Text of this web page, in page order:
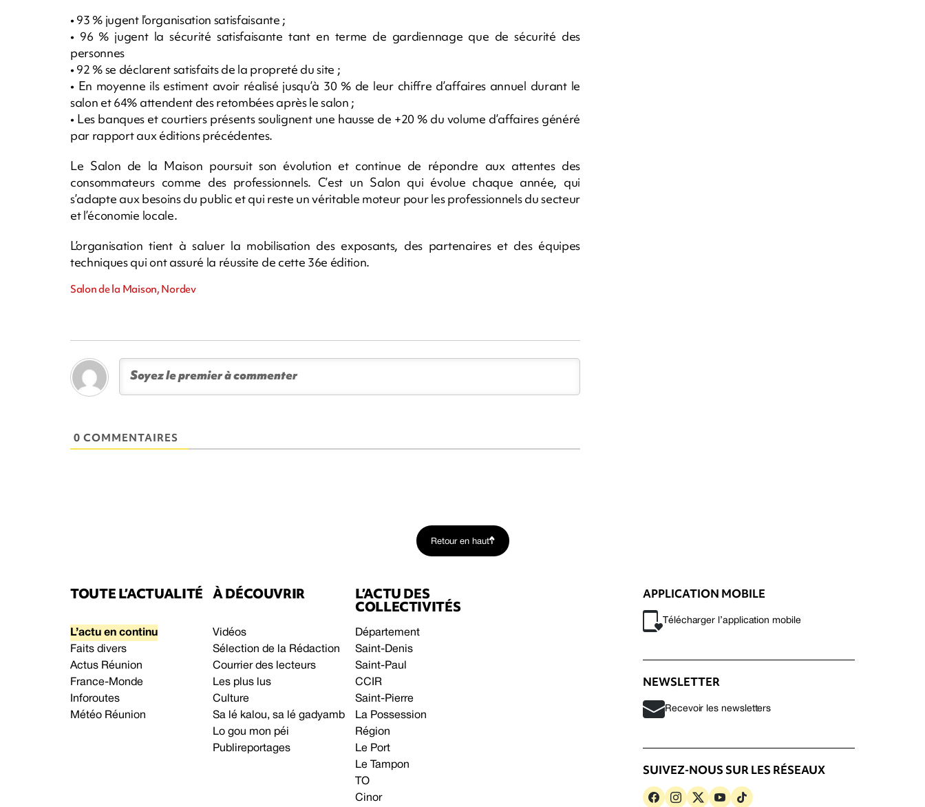
• 93 % jugent l’organisation satisfaisante ;
• 96 % jugent la sécurité satisfaisante tant en terme de gardiennage que de sécurité des
personnes
• 92 % se déclarent satisfaits de la propreté du site ;
• En moyenne ils estiment avoir réalisé jusqu’à 30 % de leur chiffre d’affaires annuel durant le
salon et 64% attendent des retombées après le salon ;
• Les banques et courtiers présents soulignent une hausse de +20 % du volume d’affaires généré
par rapport aux éditions précédentes.
Le Salon de la Maison poursuit son évolution et continue de répondre aux attentes des
consommateurs comme des professionnels. C’est un Salon qui évolue chaque année, qui
s’adapte aux besoins du public et qui reste un véritable moteur pour les professionnels du secteur
et l’économie locale.
L’organisation tient à saluer la mobilisation des exposants, des partenaires et des équipes
techniques qui ont assuré la réussite de cette 36e édition.
Salon de la Maison, Nordev
0 COMMENTAIRES
Retour en haut
TOUTE L’ACTUALITÉ
L’actu en continu
Faits divers
Actus Réunion
France-Monde
Inforoutes
Météo Réunion
À DÉCOUVRIR
Vidéos
Sélection de la Rédaction
Courrier des lecteurs
Les plus lus
Culture
Sa lé kalou, sa lé gadyamb
Lo gou mon péi
Publireportages
L’ACTU DES
COLLECTIVITÉS
Département
Saint-Denis
Saint-Paul
CCIR
Saint-Pierre
La Possession
Région
Le Port
Le Tampon
TO
Cinor
APPLICATION MOBILE
Télécharger l’application mobile
NEWSLETTER
Recevoir les newsletters
SUIVEZ-NOUS SUR LES RÉSEAUX